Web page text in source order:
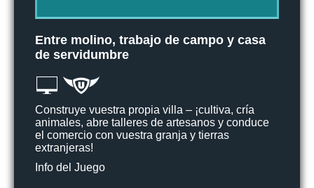
Entre molino, trabajo de campo y casa
de servidumbre
Construye vuestra propia villa – ¡cultiva, cría
animales, abre talleres de artesanos y conduce
el comercio con vuestra granja y tierras
extranjeras!
Info del Juego